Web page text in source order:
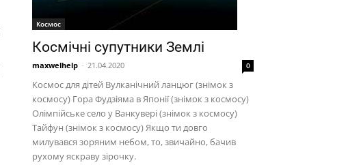
Космос
Космічні супутники Землі
maxwelhelp - 21.04.2020 0
Космос для дітей Вулканічний ланцюг (знімок з
космосу) Гора Фудзіяма в Японії (знімок з космосу)
Олімпійське село у Ванкувері (знімок з космосу)
Тайфун (знімок з космосу) Якщо ти довго
милувався зоряним небом, то, звичайно, бачив
рухому яскраву зірочку.